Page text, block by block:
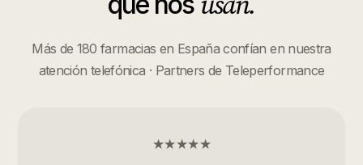
Más de 180 farmacias en España confían en nuestra
atención telefónica · Partners de Teleperformance
★★★★★